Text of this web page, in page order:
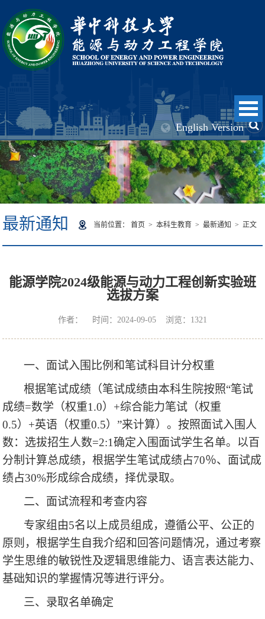
English Version
最新通知 当前位置： 首页 > 本科生教育 > 最新通知 > 正文
能源学院2024级能源与动力工程创新实验班
选拔方案
作者： 时间：2024-09-05 浏览： 1321
一、面试入围比例和笔试科目计分权重
根据笔试成绩（笔试成绩由本科生院按照“笔试
成绩=数学（权重1.0） +综合能力笔试（权重
0.5） +英语（权重0.5）”来计算）。按照面试入围人
数：选拔招生人数=2:1确定入围面试学生名单。以百
分制计算总成绩，根据学生笔试成绩占70％、面试成
绩占30%形成综合成绩，择优录取。
二、面试流程和考查内容
专家组由5名以上成员组成，遵循公平、公正的
原则，根据学生自我介绍和回答问题情况，通过考察
学生思维的敏锐性及逻辑思维能力、语言表达能力、
基础知识的掌握情况等进行评分。
三、录取名单确定